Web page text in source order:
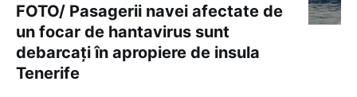
FOTO/ Pasagerii navei afectate de
un focar de hantavirus sunt
debarcați în apropiere de insula
Tenerife